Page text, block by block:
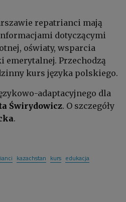
repatrianci mają
dotyczącymi
oświaty, wsparcia
emerytalnej. Przechodzą
kurs języka polskiego.
adaptacyjnego dla
Świrydowicz. O szczegóły
.
kazachstan kurs edukacja